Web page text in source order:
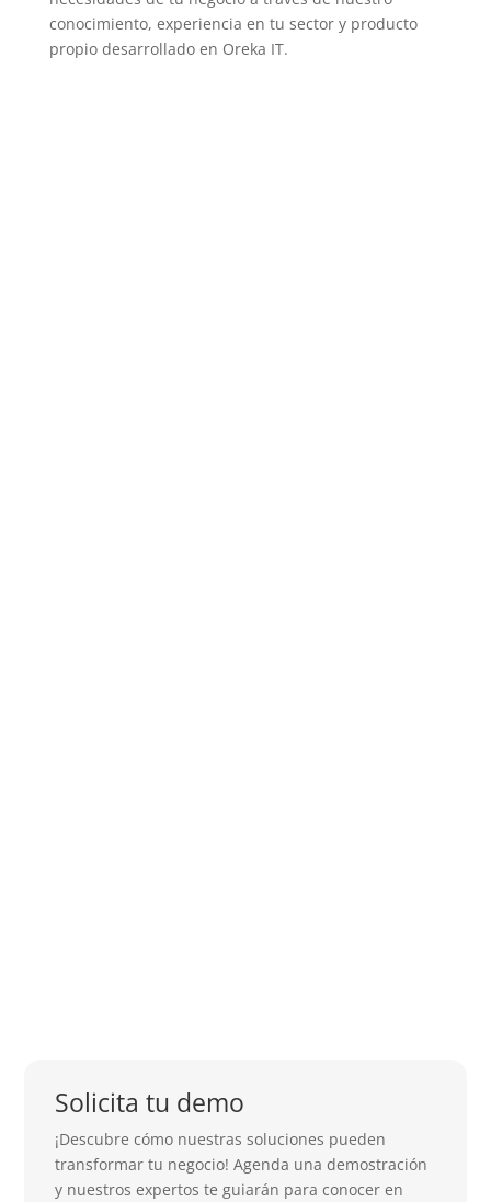
conocimiento, experiencia en tu sector y producto
propio desarrollado en Oreka IT.
Solicita tu demo
¡Descubre cómo nuestras soluciones pueden
transformar tu negocio! Agenda una demostración
y nuestros expertos te guiarán para conocer en